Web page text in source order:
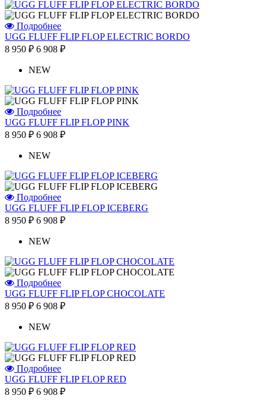
Подробнее
UGG FLUFF FLIP FLOP ELECTRIC BORDO
8 950 ₽ 6 908 ₽
NEW
Подробнее
UGG FLUFF FLIP FLOP PINK
8 950 ₽ 6 908 ₽
NEW
Подробнее
UGG FLUFF FLIP FLOP ICEBERG
8 950 ₽ 6 908 ₽
NEW
Подробнее
UGG FLUFF FLIP FLOP CHOCOLATE
8 950 ₽ 6 908 ₽
NEW
Подробнее
UGG FLUFF FLIP FLOP RED
8 950 ₽ 6 908 ₽